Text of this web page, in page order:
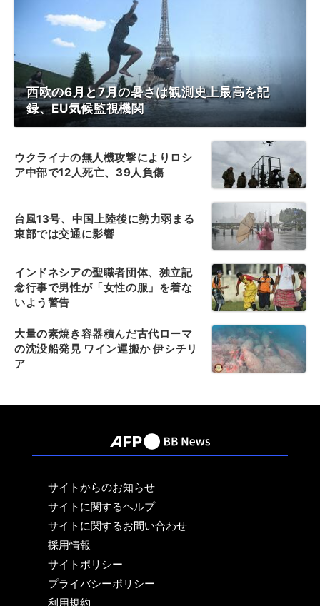
西欧の6月と7月の暑さは観測史上最高を記
録、EU気候監視機関
ウクライナの無人機攻撃によりロシ
ア中部で12人死亡、39人負傷
台風13号、中国上陸後に勢力弱まる
東部では交通に影響
インドネシアの聖職者団体、独立記
念行事で男性が「女性の服」を着な
いよう警告
大量の素焼き容器積んだ古代ローマ
の沈没船発見 ワイン運搬か 伊シチリ
ア
サイトからのお知らせ
サイトに関するヘルプ
サイトに関するお問い合わせ
採用情報
サイトポリシー
プライバシーポリシー
利用規約